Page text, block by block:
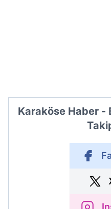
Karaköse Haber -